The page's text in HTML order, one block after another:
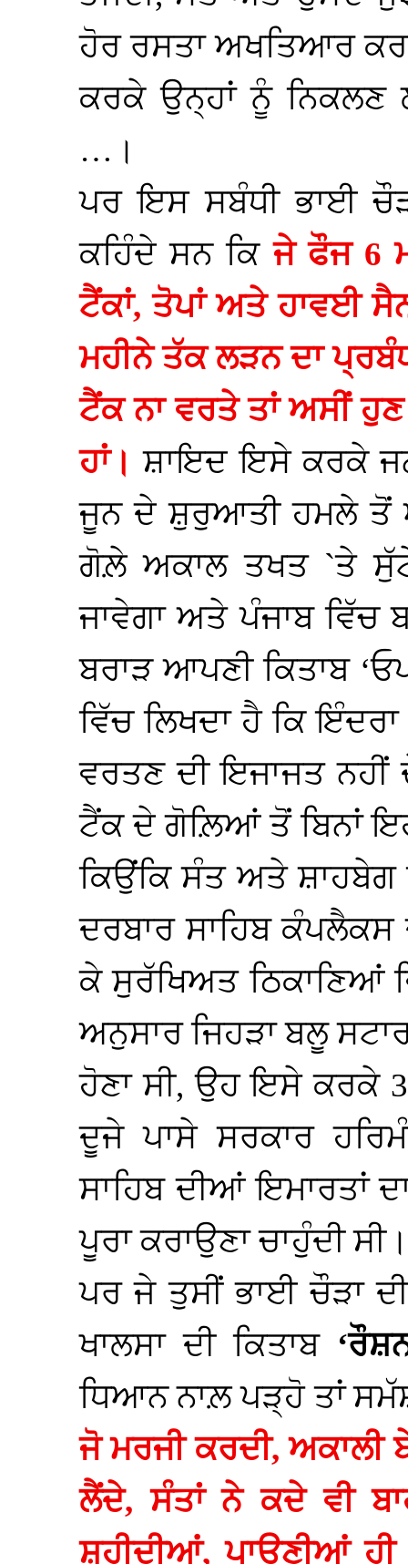
ਹੋਰ ਰਸਤਾ ਅਖਤਿਆਰ
ਕਰਕੇ ਉਨ੍ਹਾਂ ਨੂੰ
…।
ਪਰ ਇਸ ਸਬੰਧੀ ਭਾਈ
ਕਹਿੰਦੇ ਸਨ ਕਿਜੇ ਫੌਜ 6
ਟੈਂਕਾਂ, ਤੋਪਾਂ ਅਤੇ ਹਾਵਈ
ਮਹੀਨੇ ਤੱਕ ਲੜਨ ਦਾ
ਟੈਂਕ ਨਾ ਵਰਤੇ ਤਾਂ ਅਸੀਂ
ਹਾਂ।ਸ਼ਾਇਦ ਇਸੇ ਕਰਕੇ
ਜੂਨ ਦੇ ਸ਼ੁਰੁਆਤੀ ਹਮਲੇ ਤੋਂ
ਗੋਲ਼ੇ ਅਕਾਲ ਤਖਤ `ਤੇ
ਜਾਵੇਗਾ ਅਤੇ ਪੰਜਾਬ ਵਿੱਚ
ਬਰਾੜ ਆਪਣੀ ਕਿਤਾਬ
ਵਿੱਚ ਲਿਖਦਾ ਹੈ ਕਿ
ਵਰਤਣ ਦੀ ਇਜਾਜਤ ਨਹੀਂ
ਟੈਂਕ ਦੇ ਗੋਲ਼ਿਆਂ ਤੋਂ ਬਿਨਾਂ
ਕਿਉਂਕਿ ਸੰਤ ਅਤੇ
ਦਰਬਾਰ ਸਾਹਿਬ ਕੰਪਲੈਕਸ
ਕੇ ਸੁਰੱਖਿਅਤ ਠਿਕਾਣਿਆਂ
ਅਨੁਸਾਰ ਜਿਹੜਾ ਬਲੂ
ਹੋਣਾ ਸੀ, ਉਹ ਇਸੇ ਕਰਕੇ
ਦੂਜੇ ਪਾਸੇ ਸਰਕਾਰ
ਸਾਹਿਬ ਦੀਆਂ ਇਮਾਰਤਾਂ
ਪੂਰਾ ਕਰਾਉਣਾ ਚਾਹੁੰਦੀ ਸੀ।
ਪਰ ਜੇ ਤੁਸੀਂ ਭਾਈ ਚੌੜਾ
ਖਾਲਸਾ ਦੀ ਕਿਤਾਬ
ਧਿਆਨ ਨਾਲ਼ ਪੜ੍ਹੋ ਤਾਂ
ਜੋ ਮਰਜੀ ਕਰਦੀ, ਅਕਾਲੀ
ਲੈਂਦੇ, ਸੰਤਾਂ ਨੇ ਕਦੇ ਵੀ
ਸ਼ਹੀਦੀਆਂ, ਪਾਉਣੀਆਂ